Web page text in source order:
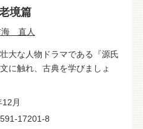
境篇
海 直人
大な人物ドラマである『源氏
に触れ、古典を学びましょ
月
17201-8